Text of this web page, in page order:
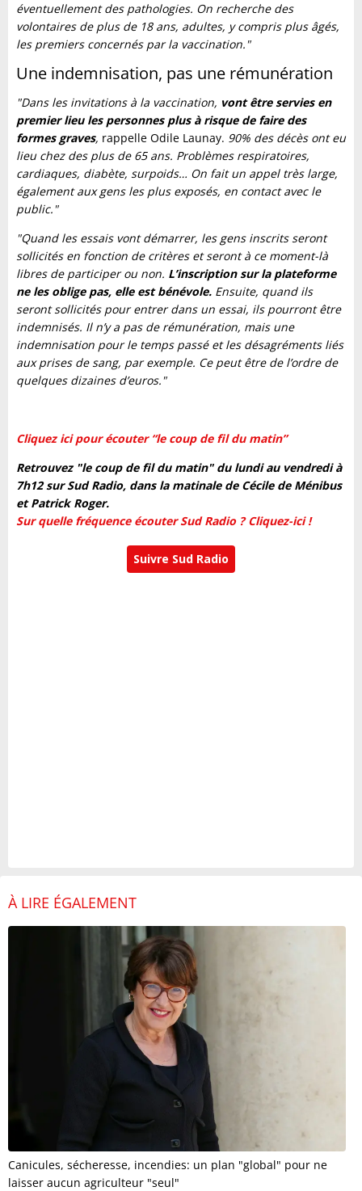
éventuellement des pathologies. On recherche des
volontaires de plus de 18 ans, adultes, y compris plus âgés,
les premiers concernés par la vaccination."
Une indemnisation, pas une rémunération
"Dans les invitations à la vaccination, vont être servies en
premier lieu les personnes plus à risque de faire des
formes graves, rappelle Odile Launay. 90% des décès ont eu
lieu chez des plus de 65 ans. Problèmes respiratoires,
cardiaques, diabète, surpoids… On fait un appel très large,
également aux gens les plus exposés, en contact avec le
public."
"Quand les essais vont démarrer, les gens inscrits seront
sollicités en fonction de critères et seront à ce moment-là
libres de participer ou non. L’inscription sur la plateforme
ne les oblige pas, elle est bénévole. Ensuite, quand ils
seront sollicités pour entrer dans un essai, ils pourront être
indemnisés. Il n’y a pas de rémunération, mais une
indemnisation pour le temps passé et les désagréments liés
aux prises de sang, par exemple. Ce peut être de l’ordre de
quelques dizaines d’euros."
Cliquez ici pour écouter “le coup de fil du matin”
Retrouvez "le coup de fil du matin" du lundi au vendredi à
7h12 sur Sud Radio, dans la matinale de Cécile de Ménibus
et Patrick Roger.
Sur quelle fréquence écouter Sud Radio ? Cliquez-ici !
Suivre Sud Radio
À LIRE ÉGALEMENT
Canicules, sécheresse, incendies: un plan "global" pour ne
laisser aucun agriculteur "seul"